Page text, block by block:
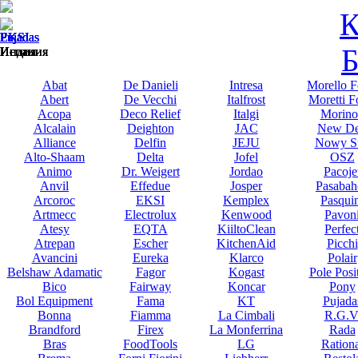
Abat
Abert
Acopa
Alcalain
Alliance
Alto-Shaam
Animo
Anvil
Arcoroc
Artmecc
Atesy
Atrepan
Avancini
Belshaw Adamatic
Bico
Bol Equipment
Bonna
Brandford
Bras
De Danieli
De Vecchi
Deco Relief
Deighton
Delfin
Delta
Dr. Weigert
Effedue
EKSI
Electrolux
EQTA
Escher
Eureka
Fagor
Fairway
Fama
Fiamma
Firex
FoodTools
Intresa
Italfrost
Italgi
JAC
JEJU
Jofel
Jordao
Josper
Kemplex
Kenwood
KiiltoClean
KitchenAid
Klarco
Kogast
Koncar
KT
La Cimbali
La Monferrina
LG
Morello
Moretti
New
Nowy
OSZ
Picchi
Polair
Pole
Pony
Rada
EKSI
Индия
EKSI
Индия
EKSI
Индия
Pujadas
Испания
Pujadas
Испания
Pujadas
Испания
Pujadas
Испания